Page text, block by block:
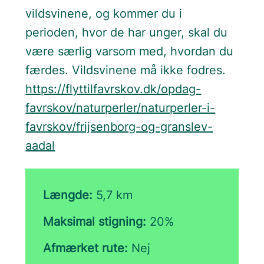
vildsvinene, og kommer du i
perioden, hvor de har unger, skal du
være særlig varsom med, hvordan du
færdes. Vildsvinene må ikke fodres.
https://flyttilfavrskov.dk/opdag-
favrskov/naturperler/naturperler-i-
favrskov/frijsenborg-og-granslev-
aadal
Længde: 5,7 km
Maksimal stigning: 20%
Afmærket rute: Nej